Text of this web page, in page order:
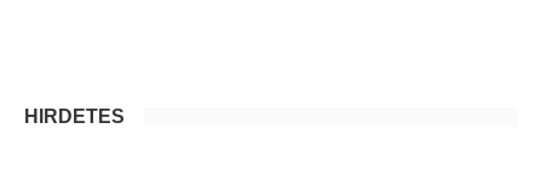
HIRDETÉS